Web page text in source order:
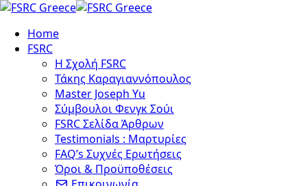
Skip
contentHome
FSRC
Η Σχολή FSRC
Τάκης Καραγιαννόπουλος
Master Joseph Yu
Σύμβουλοι Φενγκ Σούι
FSRC Σελίδα Άρθρων
Testimonials : Μαρτυρίες
FAQ’s Συχνές Ερωτήσεις
Όροι & Προϋποθέσεις